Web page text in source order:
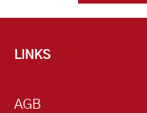
LINKS
AGB